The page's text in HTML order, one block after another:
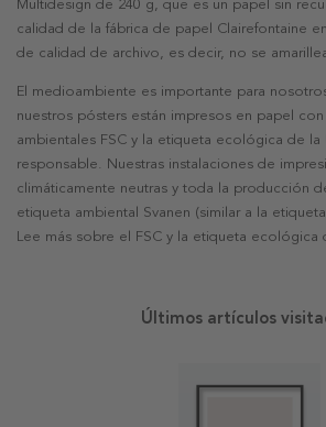
Multidesign de 240 g, que es un papel sin
calidad de la fábrica de papel Clairefontaine
de calidad de archivo, es decir, no se
El medioambiente es importante para
nuestros pósters están impresos en papel
ambientales FSC y la etiqueta ecológica de la
responsable. Nuestras instalaciones de
climáticamente neutras y toda la producción
etiqueta ambiental Svanen (similar a la
Lee más sobre el FSC y la etiqueta ecológica
Últimos artículos